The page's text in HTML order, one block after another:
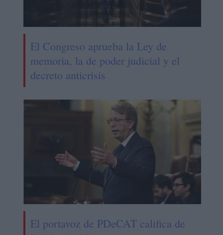
El Congreso aprueba la Ley de
memoria, la de poder judicial y el
decreto anticrisis
El portavoz de PDeCAT califica de